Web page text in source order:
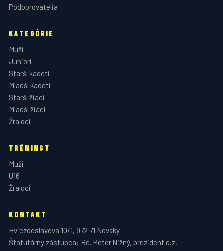
Podporovatelia
KATEGÓRIE
Muži
Juniori
Starší kadeti
Mladší kadeti
Starší žiaci
Mladší žiaci
Žraloci
TRÉNINGY
Muži
U16
Žraloci
KONTAKT
Hviezdoslavova 10/1, 972 71 Nováky
Štatutárny zástupca: Bc. Peter Nižný, prezident o.z.